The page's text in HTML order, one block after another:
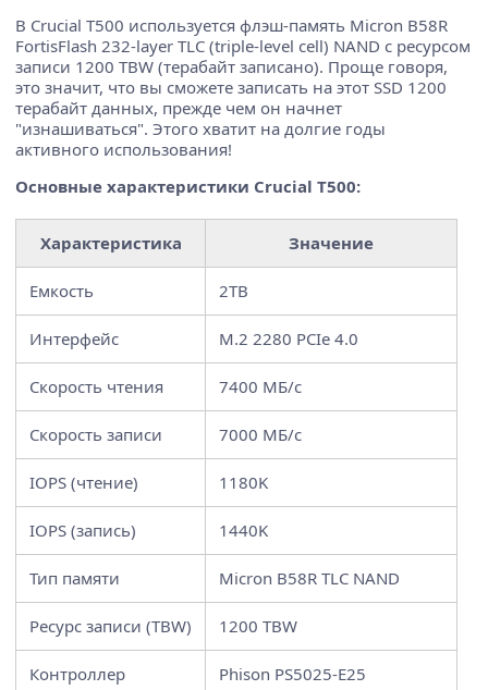
В Crucial T500 используется флэш-память Micron B58R
FortisFlash 232-layer TLC (triple-level cell) NAND с ресурсом
записи 1200 TBW (терабайт записано). Проще говоря,
это значит, что вы сможете записать на этот SSD 1200
терабайт данных, прежде чем он начнет
"изнашиваться". Этого хватит на долгие годы
активного использования!
Основные характеристики Crucial T500:
Характеристика Значение
Емкость 2TB
Интерфейс M.2 2280 PCIe 4.0
Скорость чтения 7400 МБ/с
Скорость записи 7000 МБ/с
IOPS (чтение) 1180K
IOPS (запись) 1440K
Тип памяти Micron B58R TLC NAND
Ресурс записи (TBW) 1200 TBW
Контроллер Phison PS5025-E25